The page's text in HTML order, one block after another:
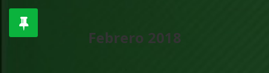
Febrero 2018